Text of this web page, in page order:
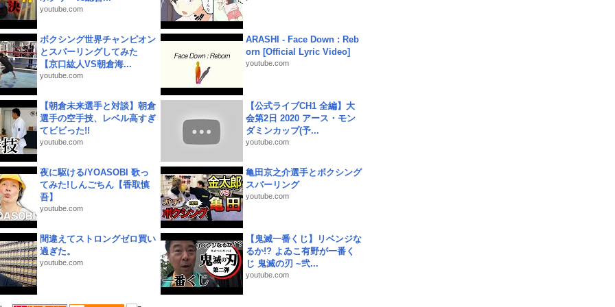
youtube.com
ボクシング世界チャンピオン
とスパーリングしてみた
【京口紘人VS朝倉海...
youtube.com
ARASHI - Face Down : Reb
orn [Official Lyric Video]
youtube.com
【朝倉未来選手と対談】朝倉
選手の空手技、レベル高すぎ
てビビった!!
youtube.com
【公式ライブCH1 全編】大
会第2日 2020 アース・モン
ダミンカップ(予...
youtube.com
夜に駆ける/YOASOBI 歌っ
てみた!しんごちん【香取慎
吾】
youtube.com
亀田京之介選手とボクシング
スパーリング
youtube.com
間違えてストロングゼロ買い
過ぎた。
youtube.com
【鬼滅一番くじ】リベンジな
るか!? よゐこ有野が一番く
じ 鬼滅の刃 ~弐...
youtube.com